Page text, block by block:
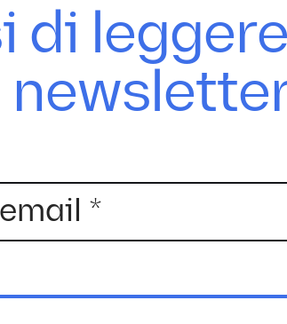
di